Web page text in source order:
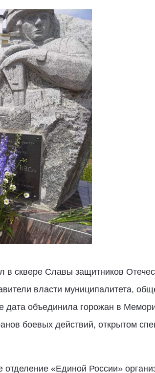
в сквере Славы защитников
власти муниципалитета,
дата объединила горожан в
боевых действий, открытом
«Единой России»